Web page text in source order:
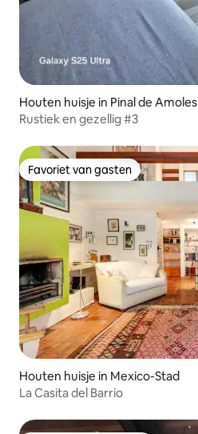
Houten huisje in Pinal de Amoles
Rustiek en gezellig #3
Favoriet van gasten
Favoriet van gasten
Houten huisje in Mexico-Stad
La Casita del Barrio